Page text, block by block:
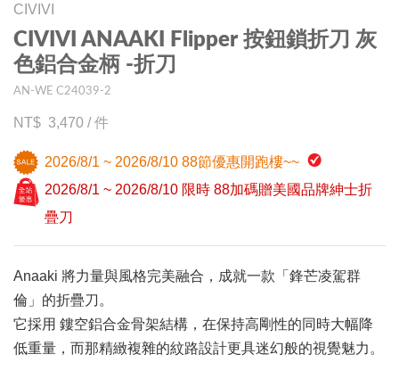
CIVIVI
CIVIVI ANAAKI Flipper 按鈕鎖折刀 灰
色鋁合金柄 -折刀
AN-WE C24039-2
3,470 /件
2026/8/1 ~ 2026/8/10 88節優惠開跑樓~~
2026/8/1 ~ 2026/8/10 限時 88加碼贈美國品牌紳士折
疊刀
Anaaki 將力量與風格完美融合，成就一款「鋒芒凌駕群
倫」的折疊刀。
它採用 鏤空鋁合金骨架結構，在保持高剛性的同時大幅降
低重量，而那精緻複雜的紋路設計更具迷幻般的視覺魅力。